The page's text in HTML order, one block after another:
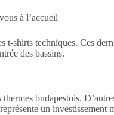
à l’accueil
t-shirts techniques. Ces
des bassins.
budapestois.
un investissement